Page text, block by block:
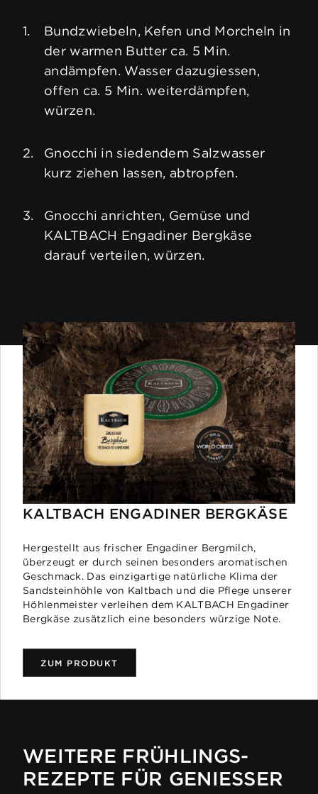
Bundzwiebeln, Kefen und Morcheln in
der warmen Butter ca. 5 Min.
andämpfen. Wasser dazugiessen,
offen ca. 5 Min. weiterdämpfen,
würzen.
Gnocchi in siedendem Salzwasser
kurz ziehen lassen, abtropfen.
Gnocchi anrichten, Gemüse und
KALTBACH Engadiner Bergkäse
darauf verteilen, würzen.
KALTBACH ENGADINER BERGKÄSE
Hergestellt aus frischer Engadiner Bergmilch,
überzeugt er durch seinen besonders aromatischen
Geschmack. Das einzigartige natürliche Klima der
Sandsteinhöhle von Kaltbach und die Pflege unserer
Höhlenmeister verleihen dem KALTBACH Engadiner
Bergkäse zusätzlich eine besonders würzige Note.
ZUM PRODUKT
WEITERE FRÜHLINGS-
REZEPTE FÜR GENIESSER